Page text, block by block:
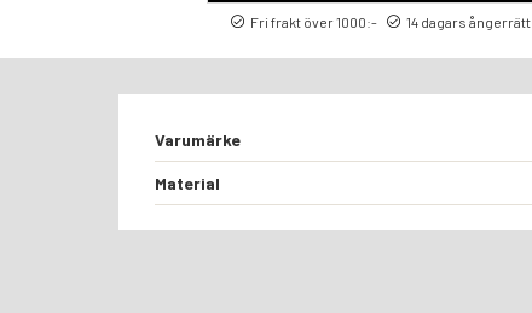
Fri frakt över 1000:- 14 dagars ångerrätt
Varumärke
Material